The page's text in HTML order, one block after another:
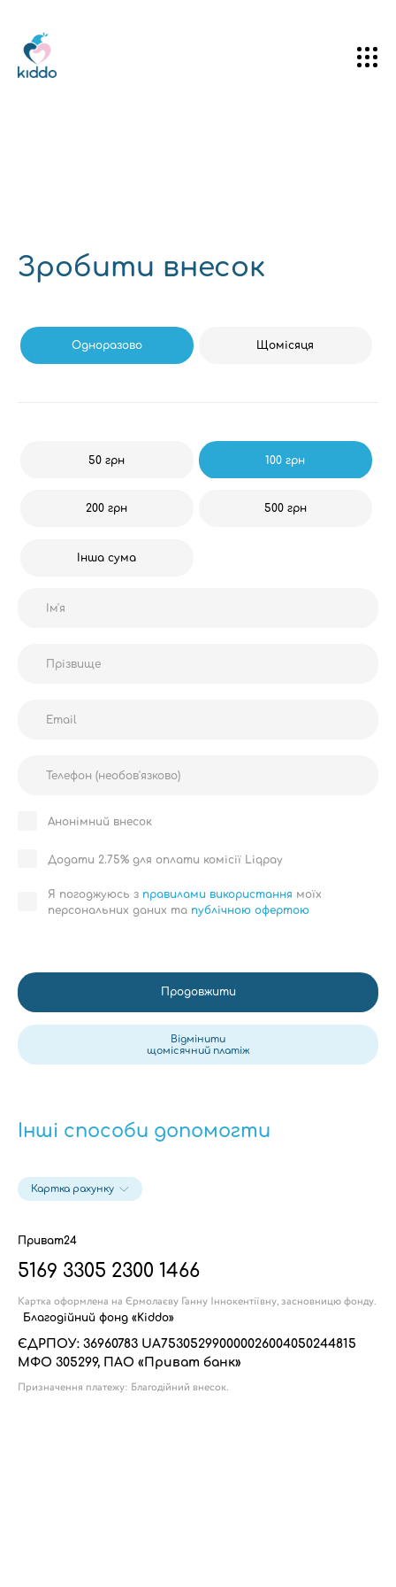
Зробити внесок
Одноразово Щомісяця
50 грн 100 грн
200 грн 500 грн
Інша сума
Анонімний внесок
Додати 2.75% для оплати комісії Liqpay
Я погоджуюсь з правилами використання моїх
персональних даних та публічною офертою
Відмінити
щомісячний платіж
Продовжити
Інші способи допомогти
Картка рахунку
Приват24
5169 3305 2300 1466
Картка оформлена на Єрмолаєву Ганну Іннокентіївну, засновницю фонду.
Благодійний фонд «Kiddo»
ЄДРПОУ: 36960783 UA753052990000026004050244815
МФО 305299, ПАО «Приват банк»
Призначення платежу: Благодійний внесок.